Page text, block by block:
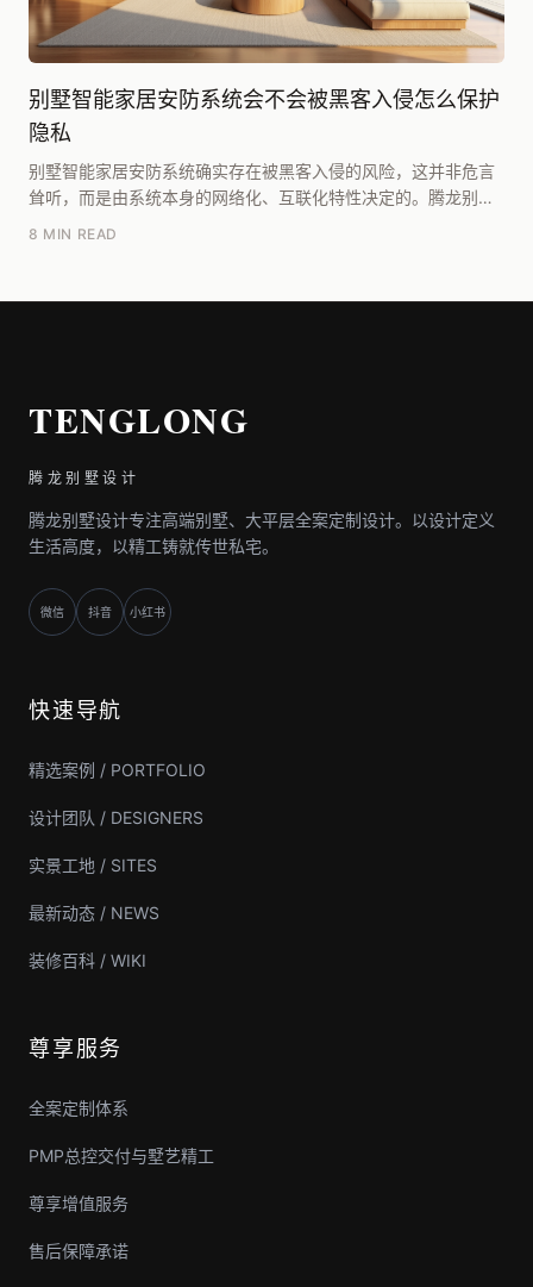
别墅智能家居安防系统会不会被黑客入侵怎么保护
隐私
别墅智能家居安防系统确实存在被黑客入侵的风险，这并非危言
耸听，而是由系统本身的网络化、互联化特性决定的。腾龙别墅
8 MIN READ
TENGLONG
腾龙别墅设计
腾龙别墅设计专注高端别墅、大平层全案定制设计。以设计定义
生活高度，以精工铸就传世私宅。
微信 抖音 小红书
快速导航
精选案例 / PORTFOLIO
设计团队 / DESIGNERS
实景工地 / SITES
最新动态 / NEWS
装修百科 / WIKI
尊享服务
全案定制体系
PMP总控交付与墅艺精工
尊享增值服务
售后保障承诺